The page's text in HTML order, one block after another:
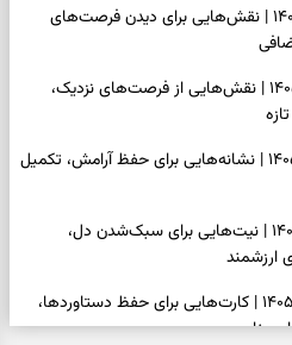
فال چای امروز جمعه ۱۶ مرداد ۱۴۰۵ | نقش‌هایی برای دیدن فرصت‌های
فال قهوه امروز جمعه ۱۶ مرداد ۱۴۰۵ | نقش‌هایی از فرصت‌های نزدیک،
فال شمع امروز جمعه ۱۶ مرداد ۱۴۰۵ | نشانه‌هایی برای حفظ آرامش، تکمیل
فال ابجد امروز جمعه ۱۶ مرداد ۱۴۰۵ | نیت‌هایی برای سبک‌شدن دل،
فال تاروت امروز جمعه ۱۶ مرداد ۱۴۰۵ | کارت‌هایی برای حفظ دستاوردها،
مناسب